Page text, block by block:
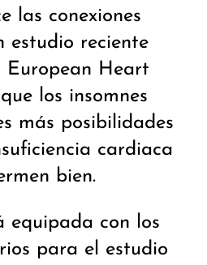
las conexiones
estudio reciente
European Heart
los insomnes
más posibilidades
cardiaca
bien.
equipada con los
para el estudio